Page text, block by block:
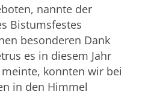
nannte der
Bistumsfestes
besonderen Dank
es in diesem Jahr
konnten wir bei
in den Himmel